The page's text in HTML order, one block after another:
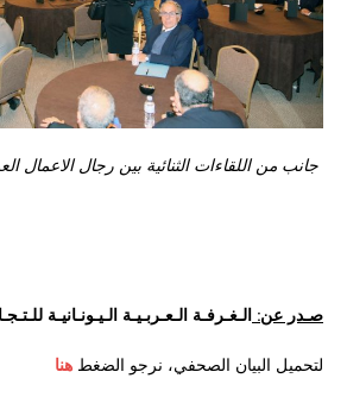
جانب من اللقاءات الثنائية بين رجال الاعمال
صـدر عن: الـغـرفـة الـعـربـيـة الـيـونـانيـة
لتحميل البيان الصحفي، نرجو الضغط هنا